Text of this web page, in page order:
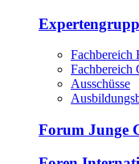
Fachbereich
Fachbereich
Ausschüsse
Forum Junge